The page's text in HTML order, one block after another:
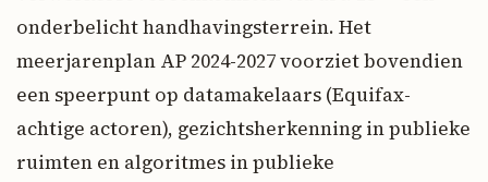
onderbelicht handhavingsterrein. Het
meerjarenplan AP 2024-2027 voorziet bovendien
een speerpunt op datamakelaars (Equifax-
achtige actoren), gezichtsherkenning in publieke
ruimten en algoritmes in publieke